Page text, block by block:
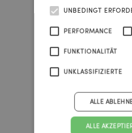
Tel.:+43 732
Reichl und
Franz-Josefs-
Reichl und
UNBEDINGT
PERFORMANCE
FUNKTIONALITÄT
UNKLASSIFIZIERTE
ALLE
ALLE